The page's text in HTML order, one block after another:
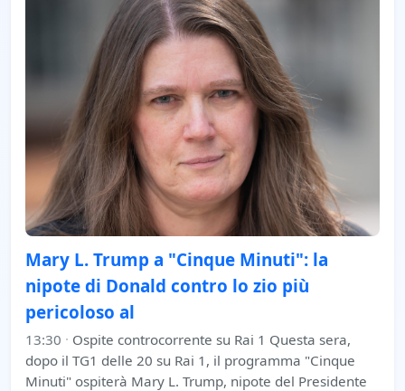
Mary L. Trump a "Cinque Minuti": la
nipote di Donald contro lo zio più
pericoloso al
13:30 · Ospite controcorrente su Rai 1 Questa sera,
dopo il TG1 delle 20 su Rai 1, il programma "Cinque
Minuti" ospiterà Mary L. Trump, nipote del Presidente